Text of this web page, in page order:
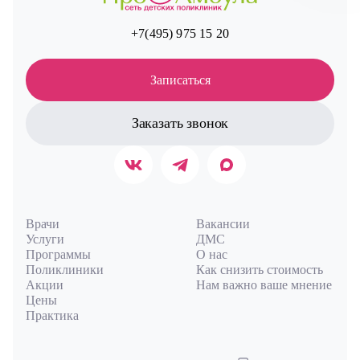
+7(495) 975 15 20
Записаться
Заказать звонок
Врачи
Услуги
Программы
Поликлиники
Акции
Цены
Практика
Вакансии
ДМС
О нас
Как снизить стоимость
Нам важно ваше мнение